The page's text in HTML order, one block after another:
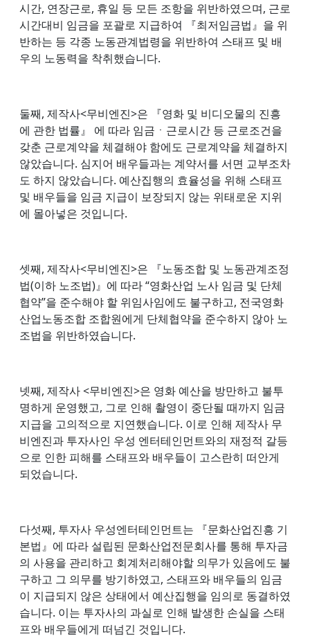
시간, 연장근로, 휴일 등 모든 조항을 위반하였으며, 근로
시간대비 임금을 포괄로 지급하여 『최저임금법』을 위
반하는 등 각종 노동관계법령을 위반하여 스태프 및 배
우의 노동력을 착취했습니다.
둘째, 제작사<무비엔진>은 『영화 및 비디오물의 진흥
에 관한 법률』 에 따라 임금ㆍ근로시간 등 근로조건을
갖춘 근로계약을 체결해야 함에도 근로계약을 체결하지
않았습니다. 심지어 배우들과는 계약서를 서면 교부조차
도 하지 않았습니다. 예산집행의 효율성을 위해 스태프
및 배우들을 임금 지급이 보장되지 않는 위태로운 지위
에 몰아넣은 것입니다.
셋째, 제작사<무비엔진>은 『노동조합 및 노동관계조정
법(이하 노조법)』에 따라 “영화산업 노사 임금 및 단체
협약”을 준수해야 할 위임사임에도 불구하고, 전국영화
산업노동조합 조합원에게 단체협약을 준수하지 않아 노
조법을 위반하였습니다.
넷째, 제작사 <무비엔진>은 영화 예산을 방만하고 불투
명하게 운영했고, 그로 인해 촬영이 중단될 때까지 임금
지급을 고의적으로 지연했습니다. 이로 인해 제작사 무
비엔진과 투자사인 우성 엔터테인먼트와의 재정적 갈등
으로 인한 피해를 스태프와 배우들이 고스란히 떠안게
되었습니다.
다섯째, 투자사 우성엔터테인먼트는 『문화산업진흥 기
본법』에 따라 설립된 문화산업전문회사를 통해 투자금
의 사용을 관리하고 회계처리해야할 의무가 있음에도 불
구하고 그 의무를 방기하였고, 스태프와 배우들의 임금
이 지급되지 않은 상태에서 예산집행을 임의로 동결하였
습니다. 이는 투자사의 과실로 인해 발생한 손실을 스태
프와 배우들에게 떠넘긴 것입니다.